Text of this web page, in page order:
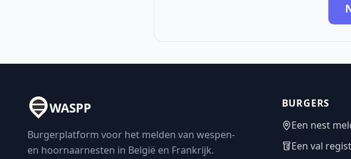
WASPP
Burgerplatform voor het melden van wespen-
en hoornaarnesten in België en Frankrijk.
BURGERS
Een nest
Een val